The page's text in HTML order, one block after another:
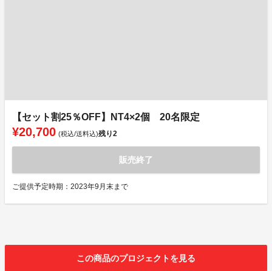
【セット割25％OFF】NT4×2個 20名限定
¥20,700 (税込/送料込)残り2
販売終了
ご提供予定時期：2023年9月末まで
この商品のプロジェクトを見る